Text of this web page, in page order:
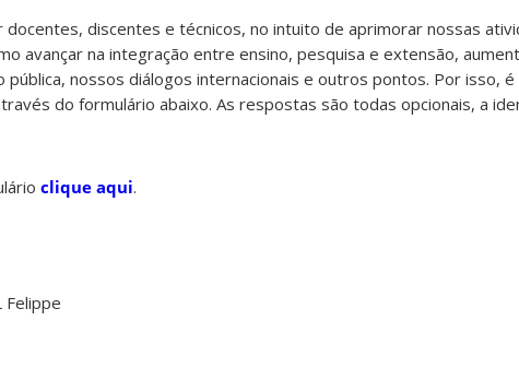
docentes, discentes e técnicos, no intuito de aprimorar nossas
avançar na integração entre ensino, pesquisa e extensão,
pública, nossos diálogos internacionais e outros pontos. Por isso,
do formulário abaixo. As respostas são todas opcionais, a
clique aqui.
Felippe